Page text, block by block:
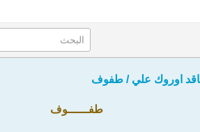
اوروك علي / طفوف
طفــــــوف